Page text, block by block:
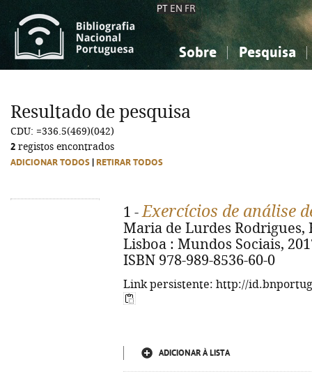
PT EN FR
Sobre Pesquisa
Ciências sociais...
Ciências sociais...
Resultado de pesquisa
CDU: =336.5(469)(042)
2 registos encontrados
ADICIONAR TODOS RETIRAR TODOS
1 -Exercícios de análise
Maria de Lurdes Rodrigues,
Lisboa : Mundos Sociais,
ISBN 978-989-8536-60-0
Link persistente: http://
ADICIONAR À LISTA